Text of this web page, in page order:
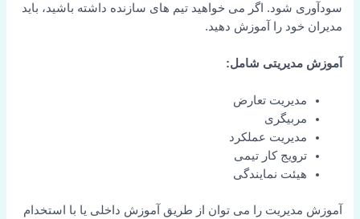
سودآوری شود. اگر می خواهید تیم های سازنده داشته باشید، باید
مدیران خود را آموزش دهید.
آموزش مدیریتی شامل:
مدیریت تعارض
مربیگری
مدیریت عملکرد
ترویج کار تیمی
هیئت نمایندگی
آموزش مدیریت را می توان از طریق آموزش داخلی یا با استخدام